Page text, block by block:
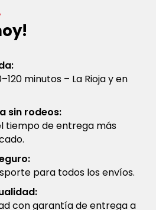
minutos – La Rioja y en
sin rodeos:
tiempo de entrega más
para todos los envíos.
con garantía de entrega a